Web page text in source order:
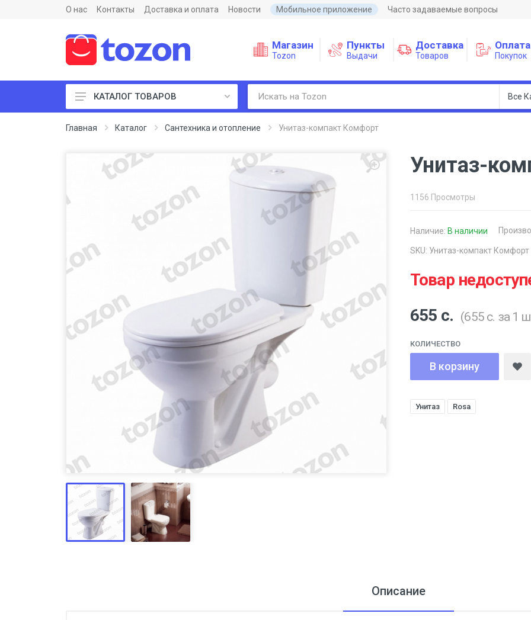
О нас Контакты Доставка и оплата Новости Мобильное приложение Часто задаваемые вопросы
Магазин
Tozon
Пункты
Выдачи
Доставка
Товаров
Оплата
Покупок
Пиломатериалы и фанеры
КАТАЛОГ ТОВАРОВ
Главная Каталог Сантехника и отопление Унитаз-компакт Комфорт
Унитаз-
1156 Просмотры
Наличие: В наличии
SKU: Унитаз-компакт Комфорт
Товар
655 с. (655 с. за 1
КОЛИЧЕСТВО
В корзину
Унитаз Rosa
Описание